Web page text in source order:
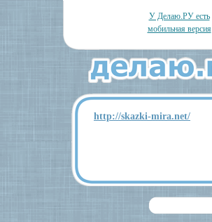
У Делаю.РУ есть
мобильная версия
http://skazki-mira.net/